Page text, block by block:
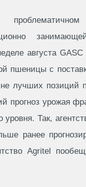
августа
пшеницы с
лучших позиций
прогноз урожая
Так,
ранее
Agritel